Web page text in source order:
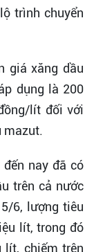
trình chuyển
giá xăng dầu
dụng là 200
lít đối với
mazut.
nay đã có
trên cả nước
6, lượng tiêu
lít, trong đó
lít, chiếm trên